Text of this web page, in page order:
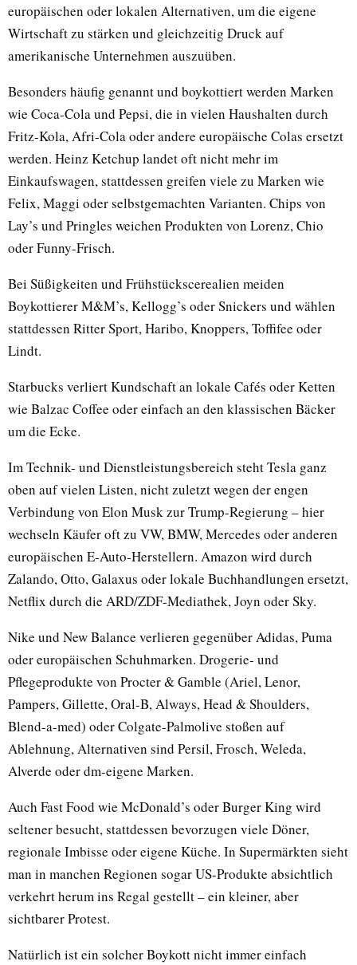
europäischen oder lokalen Alternativen, um die eigene
Wirtschaft zu stärken und gleichzeitig Druck auf
amerikanische Unternehmen auszuüben.
Besonders häufig genannt und boykottiert werden Marken
wie Coca-Cola und Pepsi, die in vielen Haushalten durch
Fritz-Kola, Afri-Cola oder andere europäische Colas ersetzt
werden. Heinz Ketchup landet oft nicht mehr im
Einkaufswagen, stattdessen greifen viele zu Marken wie
Felix, Maggi oder selbstgemachten Varianten. Chips von
Lay’s und Pringles weichen Produkten von Lorenz, Chio
oder Funny-Frisch.
Bei Süßigkeiten und Frühstückscerealien meiden
Boykottierer M&M’s, Kellogg’s oder Snickers und wählen
stattdessen Ritter Sport, Haribo, Knoppers, Toffifee oder
Lindt.
Starbucks verliert Kundschaft an lokale Cafés oder Ketten
wie Balzac Coffee oder einfach an den klassischen Bäcker
um die Ecke.
Im Technik- und Dienstleistungsbereich steht Tesla ganz
oben auf vielen Listen, nicht zuletzt wegen der engen
Verbindung von Elon Musk zur Trump-Regierung – hier
wechseln Käufer oft zu VW, BMW, Mercedes oder anderen
europäischen E-Auto-Herstellern. Amazon wird durch
Zalando, Otto, Galaxus oder lokale Buchhandlungen ersetzt,
Netflix durch die ARD/ZDF-Mediathek, Joyn oder Sky.
Nike und New Balance verlieren gegenüber Adidas, Puma
oder europäischen Schuhmarken. Drogerie- und
Pflegeprodukte von Procter & Gamble (Ariel, Lenor,
Pampers, Gillette, Oral-B, Always, Head & Shoulders,
Blend-a-med) oder Colgate-Palmolive stoßen auf
Ablehnung, Alternativen sind Persil, Frosch, Weleda,
Alverde oder dm-eigene Marken.
Auch Fast Food wie McDonald’s oder Burger King wird
seltener besucht, stattdessen bevorzugen viele Döner,
regionale Imbisse oder eigene Küche. In Supermärkten sieht
man in manchen Regionen sogar US-Produkte absichtlich
verkehrt herum ins Regal gestellt – ein kleiner, aber
sichtbarer Protest.
Natürlich ist ein solcher Boykott nicht immer einfach